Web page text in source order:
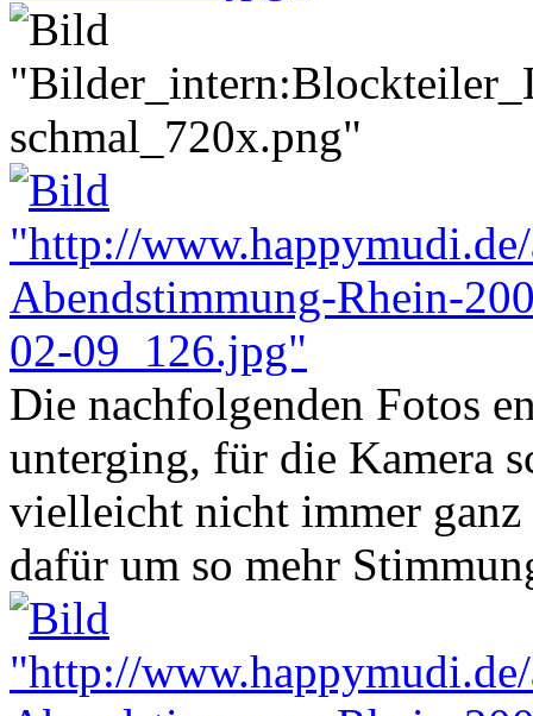
Die nachfolgenden Fotos
unterging, für die Kamera
vielleicht nicht immer ganz
dafür um so mehr